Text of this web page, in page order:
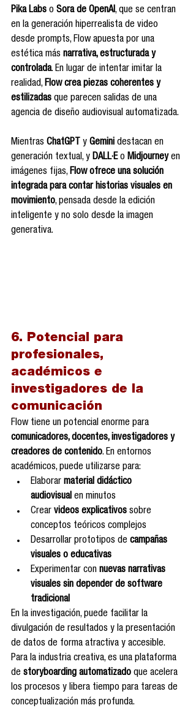
Pika Labs o Sora de OpenAI, que se centran
en la generación hiperrealista de video
desde prompts, Flow apuesta por una
estética más narrativa, estructurada y
controlada. En lugar de intentar imitar la
realidad, Flow crea piezas coherentes y
estilizadas que parecen salidas de una
agencia de diseño audiovisual automatizada.
Mientras ChatGPT y Gemini destacan en
generación textual, y DALL·E o Midjourney en
imágenes fijas, Flow ofrece una solución
integrada para contar historias visuales en
movimiento, pensada desde la edición
inteligente y no solo desde la imagen
generativa.
6. Potencial para
profesionales,
académicos e
investigadores de la
comunicación
Flow tiene un potencial enorme para
comunicadores, docentes, investigadores y
creadores de contenido. En entornos
académicos, puede utilizarse para:
Elaborar material didáctico
audiovisual en minutos
Crear videos explicativos sobre
conceptos teóricos complejos
Desarrollar prototipos de campañas
visuales o educativas
Experimentar con nuevas narrativas
visuales sin depender de software
tradicional
En la investigación, puede facilitar la
divulgación de resultados y la presentación
de datos de forma atractiva y accesible.
Para la industria creativa, es una plataforma
de storyboarding automatizado que acelera
los procesos y libera tiempo para tareas de
conceptualización más profunda.